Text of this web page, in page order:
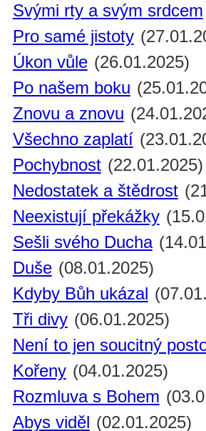
Svými rty a svým srdcem
Pro samé jistoty
Úkon vůle (26.01.2025)
Po našem boku
Znovu a znovu
Všechno zaplatí
Pochybnost (22.01.2025)
Nedostatek a štědrost
Neexistují překážky
Sešli svého Ducha
Duše (08.01.2025)
Kdyby Bůh ukázal
Tři divy (06.01.2025)
Není to jen soucitný
Kořeny (04.01.2025)
Rozmluva s Bohem
Abys viděl (02.01.2025)